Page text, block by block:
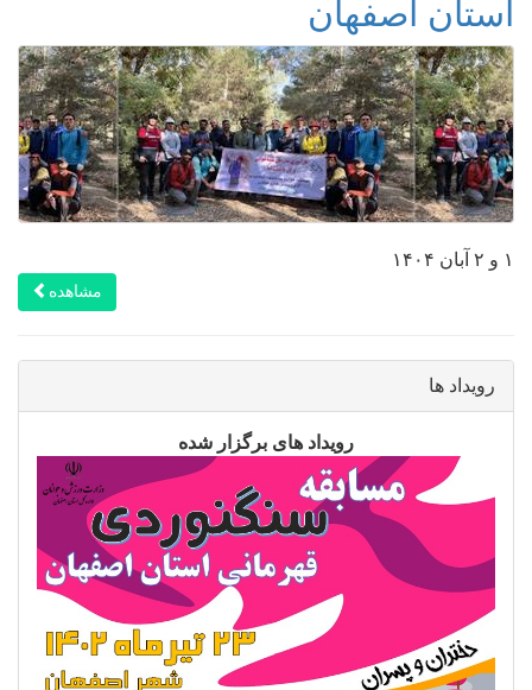
استان اصفهان
۱ و ۲ آبان ۱۴۰۴
مشاهده
رویداد ها
رویداد های برگزار شده